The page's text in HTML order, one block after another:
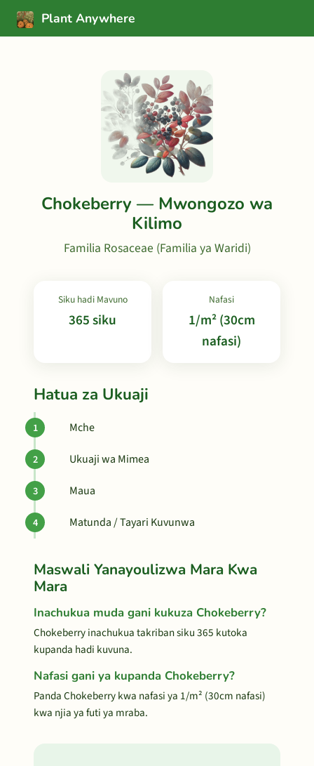
Plant Anywhere
Chokeberry — Mwongozo wa
Kilimo
Familia Rosaceae (Familia ya Waridi)
Siku hadi Mavuno
365 siku
Nafasi
1/m² (30cm
nafasi)
Hatua za Ukuaji
Mche
Ukuaji wa Mimea
Maua
Matunda / Tayari Kuvunwa
Maswali Yanayoulizwa Mara Kwa
Mara
Inachukua muda gani kukuza Chokeberry?
Chokeberry inachukua takriban siku 365 kutoka
kupanda hadi kuvuna.
Nafasi gani ya kupanda Chokeberry?
Panda Chokeberry kwa nafasi ya 1/m² (30cm nafasi)
kwa njia ya futi ya mraba.